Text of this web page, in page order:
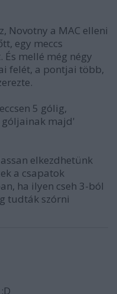
Novotny a MAC elleni
egy meccs
És mellé még négy
felét, a pontjai több,
5 gólig,
góljainak majd'
elkezdhetünk
a csapatok
ha ilyen cseh 3-ból
tudták szórni